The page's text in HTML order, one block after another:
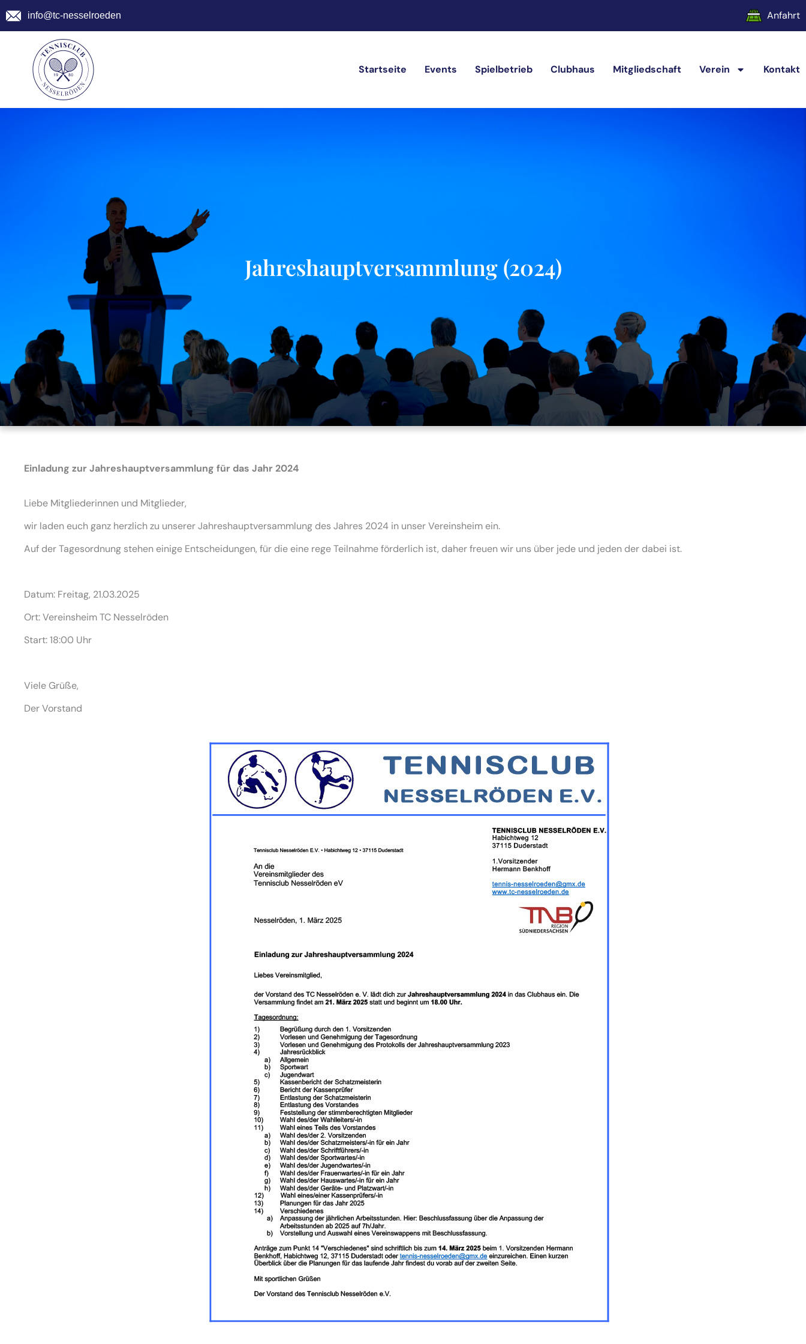
info@tc-nesselroeden Anfahrt
Startseite Events Spielbetrieb Clubhaus Mitgliedschaft Verein Kontakt
Jahreshauptversammlung (2024)
Einladung zur Jahreshauptversammlung für das Jahr 2024
Liebe Mitgliederinnen und Mitglieder,
wir laden euch ganz herzlich zu unserer Jahreshauptversammlung des Jahres 2024 in unser Vereinsheim ein.
Auf der Tagesordnung stehen einige Entscheidungen, für die eine rege Teilnahme förderlich ist, daher freuen wir uns über jede und jeden der dabei ist.
Datum: Freitag, 21.03.2025
Ort: Vereinsheim TC Nesselröden
Start: 18:00 Uhr
Viele Grüße,
Der Vorstand